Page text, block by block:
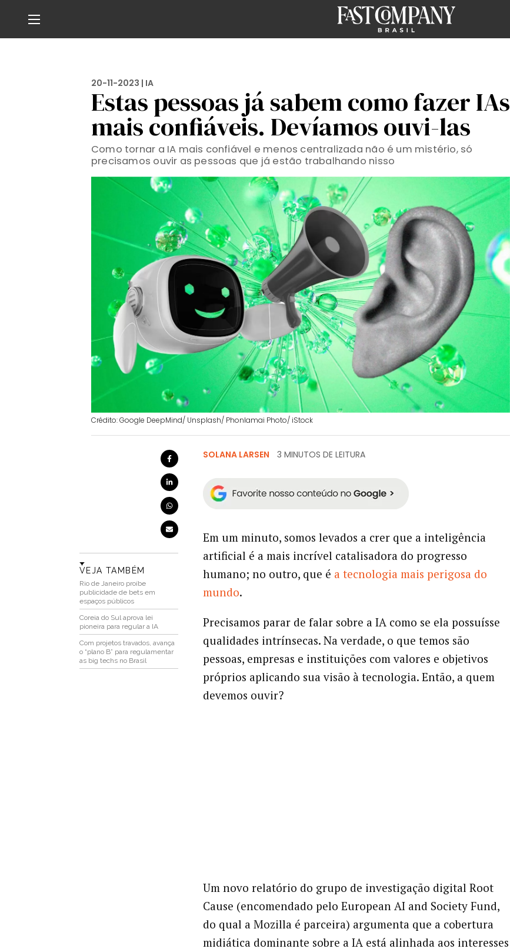
20-11-2023 | IA
Estas pessoas já sabem como fazer IAs
mais confiáveis. Devíamos ouvi-las
Como tornar a IA mais confiável e menos centralizada não é um mistério, só
precisamos ouvir as pessoas que já estão trabalhando nisso
Crédito: Google DeepMind/ Unsplash/ Phonlamai Photo/ iStock
VEJA TAMBÉM
Rio de Janeiro proíbe
publicidade de bets em
espaços públicos
Coreia do Sul aprova lei
pioneira para regular a IA
Com projetos travados, avança
o “plano B” para regulamentar
as big techs no Brasil
SOLANA LARSEN 3 MINUTOS DE LEITURA
Em um minuto, somos levados a crer que a inteligência
artificial é a mais incrível catalisadora do progresso
humano; no outro, que é a tecnologia mais perigosa do
mundo.
Precisamos parar de falar sobre a IA como se ela possuísse
qualidades intrínsecas. Na verdade, o que temos são
pessoas, empresas e instituições com valores e objetivos
próprios aplicando sua visão à tecnologia. Então, a quem
devemos ouvir?
Um novo relatório do grupo de investigação digital Root
Cause (encomendado pelo European AI and Society Fund,
do qual a Mozilla é parceira) argumenta que a cobertura
midiática dominante sobre a IA está alinhada aos interesses